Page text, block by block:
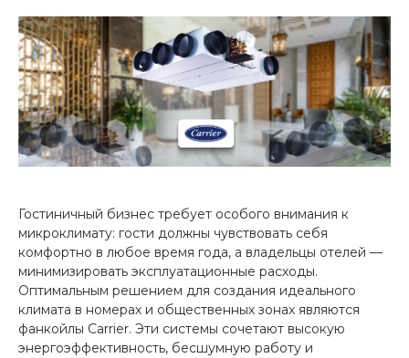
Гостиничный бизнес требует особого внимания к
микроклимату: гости должны чувствовать себя
комфортно в любое время года, а владельцы отелей —
минимизировать эксплуатационные расходы.
Оптимальным решением для создания идеального
климата в номерах и общественных зонах являются
фанкойлы Carrier. Эти системы сочетают высокую
энергоэффективность, бесшумную работу и